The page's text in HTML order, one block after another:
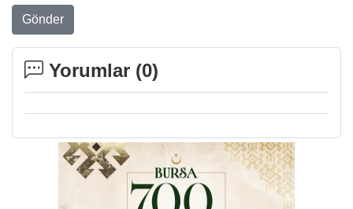
Gönder
Yorumlar (0)